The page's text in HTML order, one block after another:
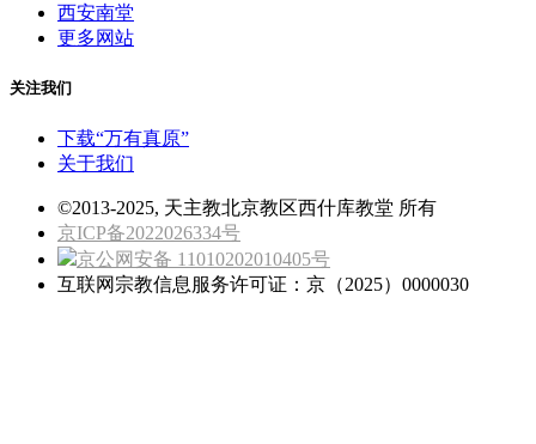
西安南堂
更多网站
关注我们
下载“万有真原”
关于我们
©2013-2025, 天主教北京教区西什库教堂 所有
京ICP备2022026334号
京公网安备 11010202010405号
互联网宗教信息服务许可证：京（2025）0000030